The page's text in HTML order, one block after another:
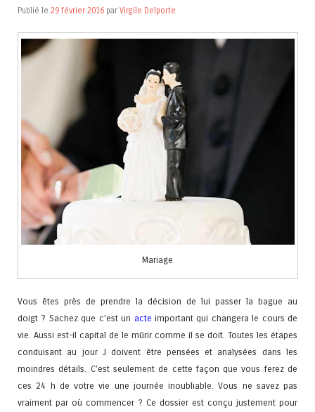
Publié le 29 février 2016 par Virgile Delporte
Mariage
Vous êtes près de prendre la décision de lui passer la bague au
doigt ? Sachez que c’est un acte important qui changera le cours de
vie. Aussi est-il capital de le mûrir comme il se doit. Toutes les étapes
conduisant au jour J doivent être pensées et analysées dans les
moindres détails. C’est seulement de cette façon que vous ferez de
ces 24 h de votre vie une journée inoubliable. Vous ne savez pas
vraiment par où commencer ? Ce dossier est conçu justement pour